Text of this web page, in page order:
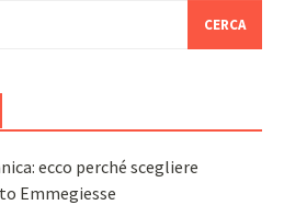
ecco perché scegliere
Emmegiesse